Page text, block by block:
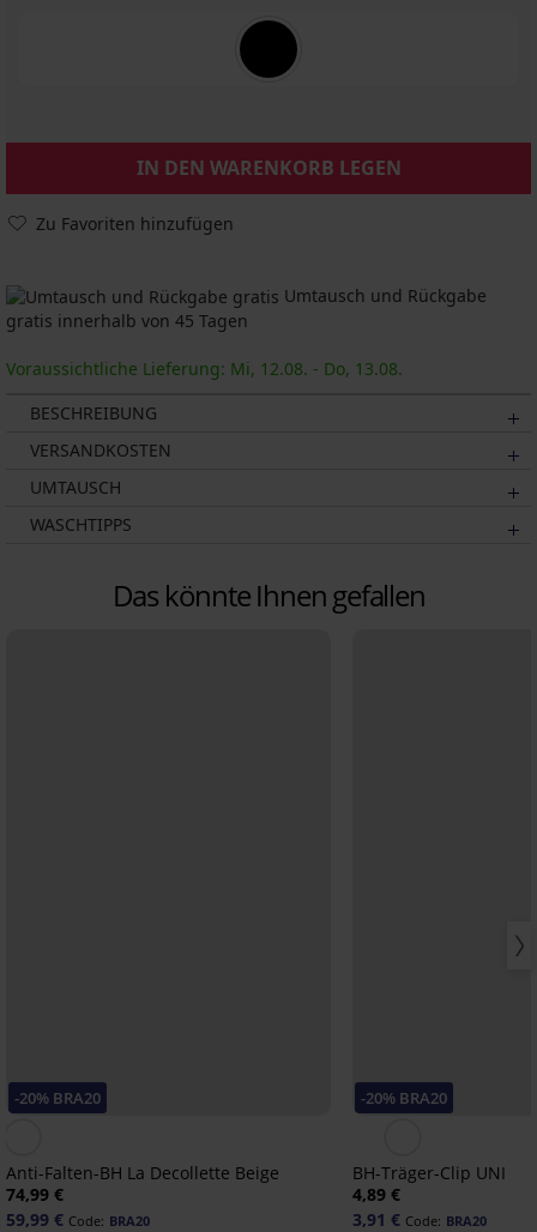
IN DEN WARENKORB LEGEN
Zu Favoriten hinzufügen
Umtausch und Rückgabe
gratis innerhalb von 45 Tagen
Voraussichtliche Lieferung: Mi, 12.08. - Do, 13.08.
BESCHREIBUNG
VERSANDKOSTEN
UMTAUSCH
WASCHTIPPS
Das könnte Ihnen gefallen
-20% BRA20
Anti-Falten-BH La Decollette Beige
74,99 €
59,99 € Code: BRA20
-20% BRA20
BH-Träger-Clip UNI
4,89 €
3,91 € Code: BRA20